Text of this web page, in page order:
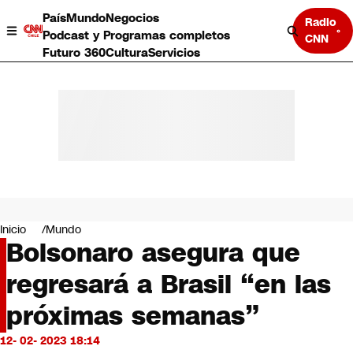
PaísMundoNegocios
Podcast y Programas completos
Futuro 360CulturaServicios
Radio
CNN
Negocios
Deportes
Programas completos
Cultura
Servicios
Bits
Inicio Mundo
Bolsonaro asegura que
regresará a Brasil “en las
próximas semanas”
12- 02- 2023 18:14